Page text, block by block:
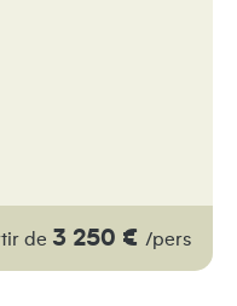
de 3 250 € /pers